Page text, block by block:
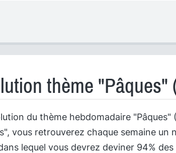
thème "Pâques"
du thème hebdomadaire "Pâques"
vous retrouverez chaque semaine un
lequel vous devrez deviner 94%